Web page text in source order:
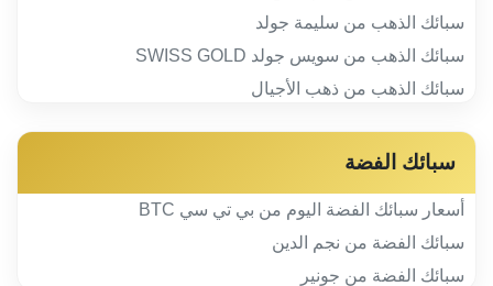
سبائك الذهب من سليمة جولد
سبائك الذهب من سويس جولد SWISS GOLD
سبائك الذهب من ذهب الأجيال
سبائك الفضة
أسعار سبائك الفضة اليوم من بي تي سي BTC
سبائك الفضة من نجم الدين
سبائك الفضة من جونير